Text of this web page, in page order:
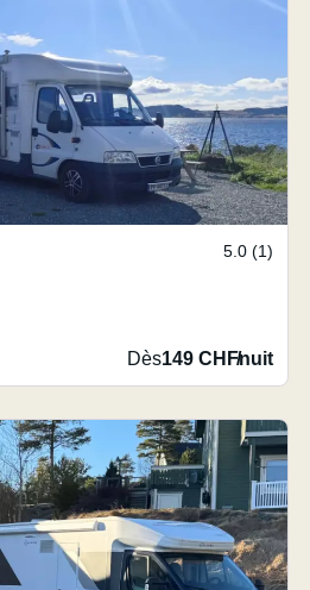
5.0 (1)
Dès149 CHF/nuit